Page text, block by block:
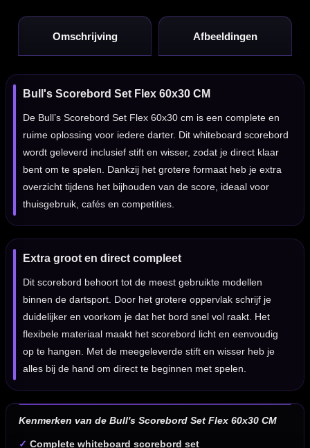
Omschrijving Afbeeldingen
Bull's Scorebord Set Flex 60x30 CM
De Bull’s Scorebord Set Flex 60x30 cm is een complete en
ruime oplossing voor iedere darter. Dit whiteboard scorebord
wordt geleverd inclusief stift en wisser, zodat je direct klaar
bent om te spelen. Dankzij het grotere formaat heb je extra
overzicht tijdens het bijhouden van de score, ideaal voor
thuisgebruik, cafés en competities.
Extra groot en direct compleet
Dit scorebord behoort tot de meest gebruikte modellen
binnen de dartsport. Door het grotere oppervlak schrijf je
duidelijker en voorkom je dat het bord snel vol raakt. Het
flexibele materiaal maakt het scorebord licht en eenvoudig
op te hangen. Met de meegeleverde stift en wisser heb je
alles bij de hand om direct te beginnen met spelen.
Kenmerken van de Bull's Scorebord Set Flex 60x30 CM
✓ Complete whiteboard scorebord set